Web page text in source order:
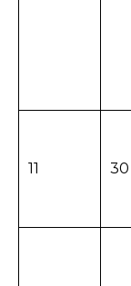
11 30